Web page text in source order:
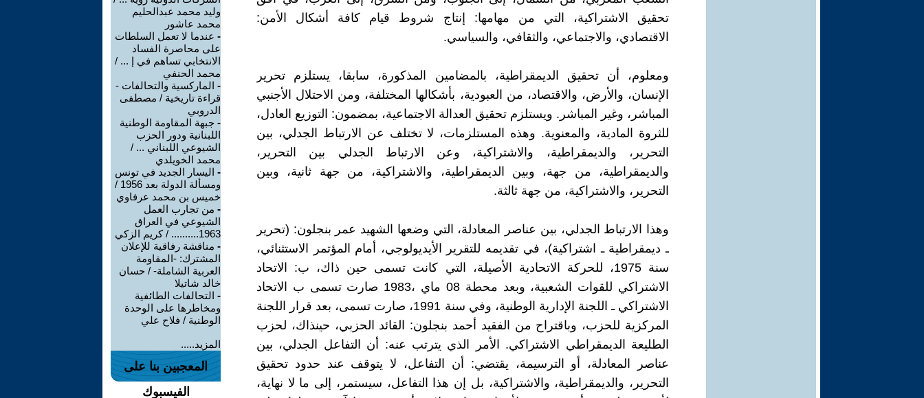
تحقيق الاشتراكية، التي من مهامها: إنتاج شروط قيام كافة أشكال الأمن:
الاقتصادي، والاجتماعي، والثقافي، والسياسي.
ومعلوم، أن تحقيق الديمقراطية، بالمضامين المذكورة، سابقا، يستلزم تحرير
الإنسان، والأرض، والاقتصاد، من العبودية، بأشكالها المختلفة، ومن الاحتلال الأجنبي
المباشر، وغير المباشر. ويستلزم تحقيق العدالة الاجتماعية، بمضمون: التوزيع العادل،
للثروة المادية، والمعنوية. وهذه المستلزمات، لا تختلف عن الارتباط الجدلي، بين
التحرير، والديمقراطية، والاشتراكية، وعن الارتباط الجدلي بين التحرير،
والديمقراطية، من جهة، وبين الديمقراطية، والاشتراكية، من جهة ثانية، وبين
التحرير، والاشتراكية، من جهة ثالثة.
وهذا الارتباط الجدلي، بين عناصر المعادلة، التي وضعها الشهيد عمر بنجلون: (تحرير
ـ ديمقراطية ـ اشتراكية)، في تقديمه للتقرير الأيديولوجي، أمام المؤتمر الاستثنائي،
سنة 1975، للحركة الاتحادية الأصيلة، التي كانت تسمى حين ذاك، ب: الاتحاد
الاشتراكي للقوات الشعبية، وبعد محطة 08 ماي ،1983 صارت تسمى ب الاتحاد
الاشتراكي ـ اللجنة الإدارية الوطنية، وفي سنة 1991، صارت تسمى، بعد قرار اللجنة
المركزية للحزب، وباقتراح من الفقيد أحمد بنجلون: القائد الحزبي، حينذاك، لحزب
الطليعة الديمقراطي الاشتراكي. الأمر الذي يترتب عنه: أن التفاعل الجدلي، بين
عناصر المعادلة، أو الترسيمة، يقتضي: أن التفاعل، لا يتوقف عند حدود تحقيق
التحرير، والديمقراطية، والاشتراكية، بل إن هذا التفاعل، سيستمر، إلى ما لا نهاية،
وليد محمد عبدالحليم
محمد عاشور
- عندما لا تعمل السلطات
على محاصرة الفساد
الانتخابي تساهم في إ ... /
محمد الحنفي
- الماركسية والتحالفات -
قراءة تاريخية / مصطفى
الدروبي
- جبهة المقاومة الوطنية
اللبنانية ودور الحزب
الشيوعي اللبناني ... /
محمد الخويلدي
- اليسار الجديد في تونس
ومسألة الدولة بعد 1956 /
خميس بن محمد عرفاوي
- من تجارب العمل
الشيوعي في العراق
1963.......... / كريم الزكي
- مناقشة رفاقية للإعلان
المشترك: -المقاومة
العربية الشاملة- / حسان
خالد شاتيلا
- التحالفات الطائفية
ومخاطرها على الوحدة
الوطنية / فلاح علي
المزيد.....
المعجبين بنا على
الفيسبوك